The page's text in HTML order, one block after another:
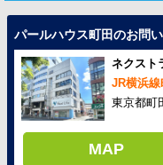
パールハウス町田のお問
ネクスト
JR横浜
東京都町
MAP